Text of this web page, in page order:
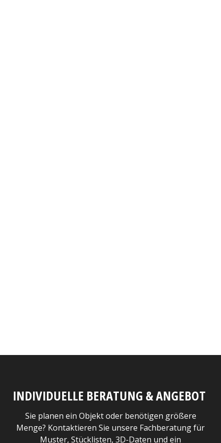
INDIVIDUELLE BERATUNG & ANGEBOT
Sie planen ein Objekt oder benötigen größere
Menge? Kontaktieren Sie unsere Fachberatung für
Muster, Stücklisten, 3D-Daten und ein